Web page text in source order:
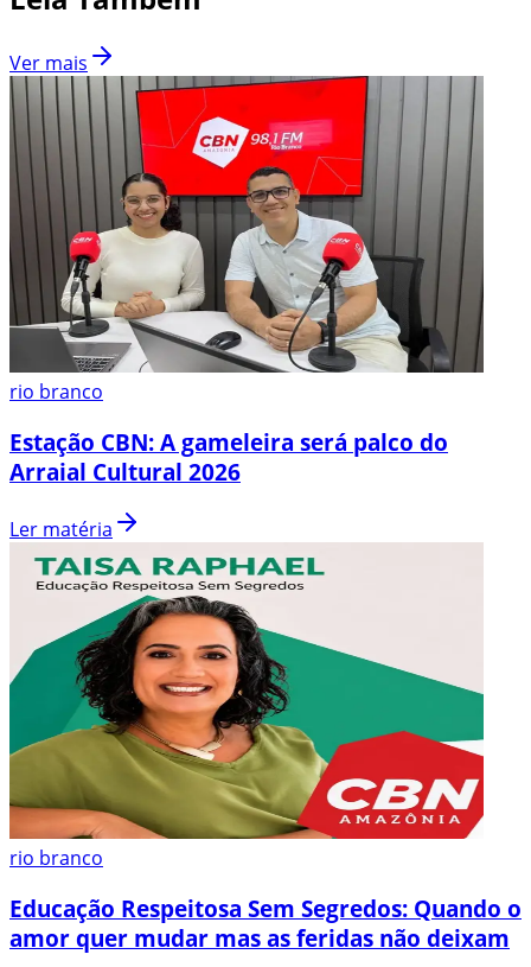
Ver mais
rio branco
Estação CBN: A gameleira será palco do
Arraial Cultural 2026
Ler matéria
rio branco
Educação Respeitosa Sem Segredos: Quando o
amor quer mudar mas as feridas não deixam